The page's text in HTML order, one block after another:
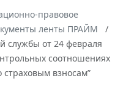
правовое
ленты ПРАЙМ
службы от 24 февраля
соотношениях
взносам”